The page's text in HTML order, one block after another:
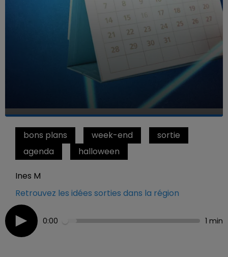
bons plans week-end
sortie
agenda
halloween
Ines M
Retrouvez les idées sorties dans la région
0:00 1 min